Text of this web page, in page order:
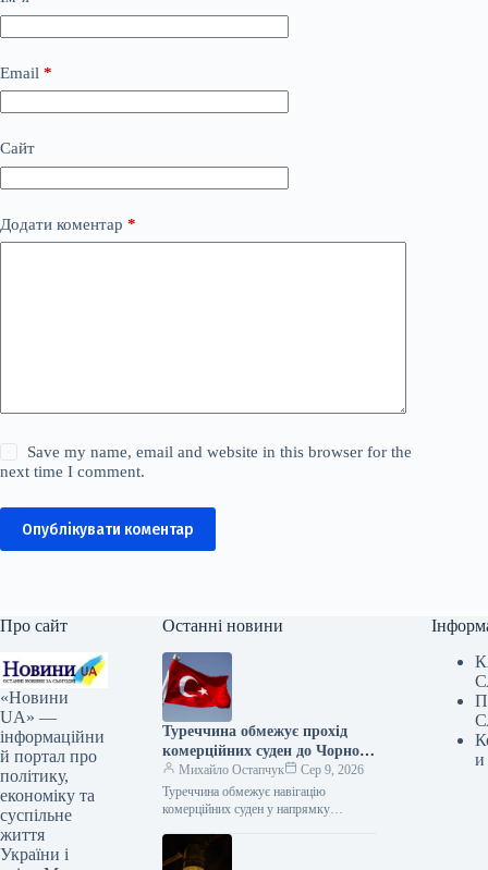
Email *
Сайт
Додати коментар *
Save my name, email and website in this browser for the
next time I comment.
Опублікувати коментар
Про сайт
«Новини
UA» —
інформаційни
й портал про
політику,
економіку та
суспільне
життя
України і
Останні новини
Туреччина обмежує прохід
комерційних суден до Чорного
моряМихайло Остапчук
Сер 9, 2026
Туреччина обмежує навігацію
комерційних суден у напрямку
16:33 Укрінформ Туреччина накладає
обмеження на пересування
и